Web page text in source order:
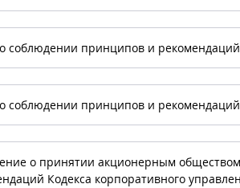
соблюдении принципов и рекомендаций
соблюдении принципов и рекомендаций
о принятии акционерным обществом
Кодекса корпоративного